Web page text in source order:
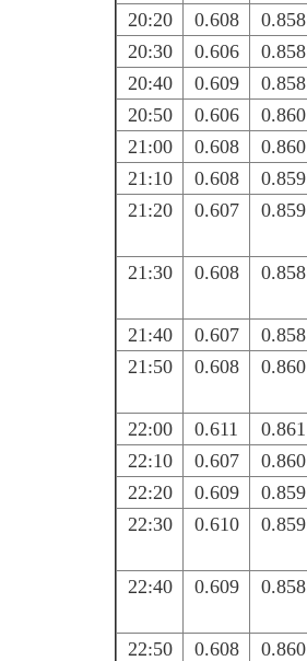
20:20
0.608 0.858
20:30
0.606 0.858
20:40
0.609 0.858
20:50
0.606 0.860
21:00
0.608 0.860
21:10
0.608 0.859
21:20
0.607 0.859
21:30 0.608 0.858
21:40 0.607 0.858
21:50
0.608 0.860
22:00 0.611 0.861
22:10
0.607 0.860
22:20
0.609 0.859
22:30
0.610 0.859
22:40 0.609 0.858
22:50 0.608 0.860